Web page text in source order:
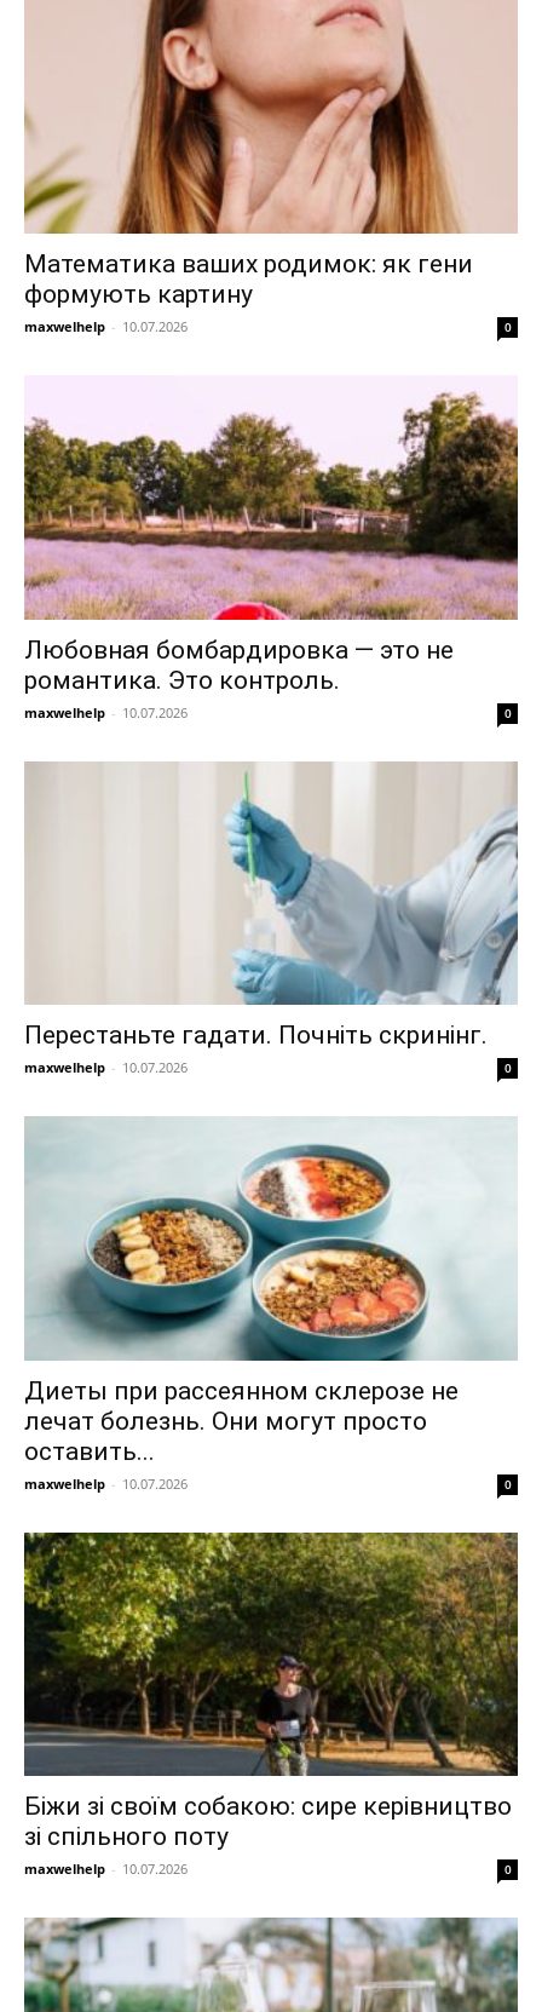
Математика ваших родимок: як гени
формують картину
maxwelhelp - 10.07.2026 0
Любовная бомбардировка — это не
романтика. Это контроль.
maxwelhelp - 10.07.2026 0
Перестаньте гадати. Почніть скринінг.
maxwelhelp - 10.07.2026 0
Диеты при рассеянном склерозе не
лечат болезнь. Они могут просто
оставить...
maxwelhelp - 10.07.2026 0
Біжи зі своїм собакою: сире керівництво
зі спільного поту
maxwelhelp - 10.07.2026 0